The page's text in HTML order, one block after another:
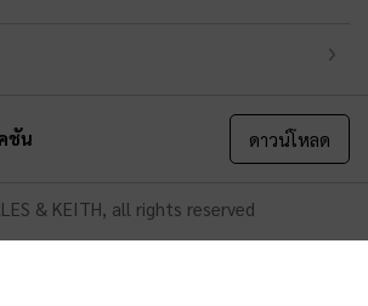
ชัน ดาวน์โหลด
& KEITH, all rights reserved